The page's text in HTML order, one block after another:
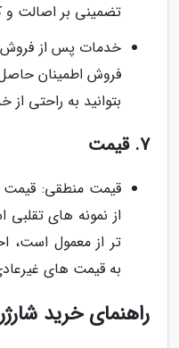
تضمینی بر اصالت
خدمات پس از
فروش اطمینان
بتوانید به راحتی
7. قیمت
قیمت منطقی: قیمت
از نمونه های
تر از معمول است،
به قیمت های
راهنمای خرید